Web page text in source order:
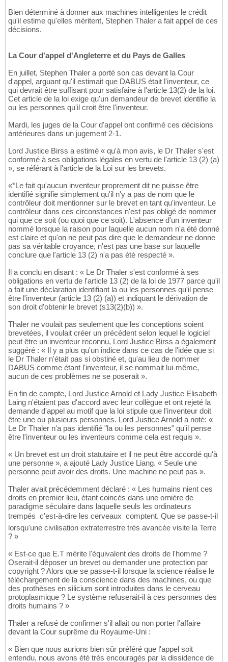
Bien déterminé à donner aux machines intelligentes le crédit
qu'il estime qu'elles méritent, Stephen Thaler a fait appel de ces
décisions.
La Cour d'appel d'Angleterre et du Pays de Galles
En juillet, Stephen Thaler a porté son cas devant la Cour
d'appel, arguant qu'il estimait que DABUS était l'inventeur, ce
qui devrait être suffisant pour satisfaire à l'article 13(2) de la loi.
Cet article de la loi exige qu'un demandeur de brevet identifie la
ou les personnes qu'il croit être l'inventeur.
Mardi, les juges de la Cour d'appel ont confirmé ces décisions
antérieures dans un jugement 2-1.
Lord Justice Birss a estimé « qu'à mon avis, le Dr Thaler s'est
conformé à ses obligations légales en vertu de l'article 13 (2) (a)
», se référant à l'article de la Loi sur les brevets.
«*Le fait qu'aucun inventeur proprement dit ne puisse être
identifié signifie simplement qu'il n'y a pas de nom que le
contrôleur doit mentionner sur le brevet en tant qu'inventeur. Le
contrôleur dans ces circonstances n'est pas obligé de nommer
qui que ce soit (ou quoi que ce soit). L'absence d'un inventeur
nommé lorsque la raison pour laquelle aucun nom n'a été donné
est claire et qu'on ne peut pas dire que le demandeur ne donne
pas sa véritable croyance, n'est pas une base sur laquelle
conclure que l'article 13 (2) n'a pas été respecté ».
Il a conclu en disant : « Le Dr Thaler s'est conformé à ses
obligations en vertu de l'article 13 (2) de la loi de 1977 parce qu'il
a fait une déclaration identifiant la ou les personnes qu'il pense
être l'inventeur (article 13 (2) (a)) et indiquant le dérivation de
son droit d'obtenir le brevet (s13(2)(b)) ».
Thaler ne voulait pas seulement que les conceptions soient
brevetées, il voulait créer un précédent selon lequel le logiciel
peut être un inventeur reconnu, Lord Justice Birss a également
suggéré : « Il y a plus qu'un indice dans ce cas de l'idée que si
le Dr Thaler n'était pas si obstiné et, qu'au lieu de nommer
DABUS comme étant l'inventeur, il se nommait lui-même,
aucun de ces problèmes ne se poserait ».
En fin de compte, Lord Justice Arnold et Lady Justice Elisabeth
Laing n'étaient pas d'accord avec leur collègue et ont rejeté la
demande d'appel au motif que la loi stipule que l'inventeur doit
être une ou plusieurs personnes. Lord Justice Arnold a noté: «
Le Dr Thaler n'a pas identifié "la ou les personnes" qu'il pense
être l'inventeur ou les inventeurs comme cela est requis ».
« Un brevet est un droit statutaire et il ne peut être accordé qu'à
une personne », a ajouté Lady Justice Liang. « Seule une
personne peut avoir des droits. Une machine ne peut pas ».
Thaler avait précédemment déclaré : « Les humains nient ces
droits en premier lieu, étant coincés dans une ornière de
paradigme séculaire dans laquelle seuls les ordinateurs
trempés  c'est-à-dire les cerveaux  comptent. Que se passe-t-il
lorsqu'une civilisation extraterrestre très avancée visite la Terre
? »
« Est-ce que E.T mérite l'équivalent des droits de l'homme ?
Oserait-il déposer un brevet ou demander une protection par
copyright ? Alors que se passe-t-il lorsque la science réalise le
téléchargement de la conscience dans des machines, ou que
des prothèses en silicium sont introduites dans le cerveau
protoplasmique ? Le système refuserait-il à ces personnes des
droits humains ? »
Thaler a refusé de confirmer s'il allait ou non porter l'affaire
devant la Cour suprême du Royaume-Uni :
« Bien que nous aurions bien sûr préféré que l'appel soit
entendu, nous avons été très encouragés par la dissidence de